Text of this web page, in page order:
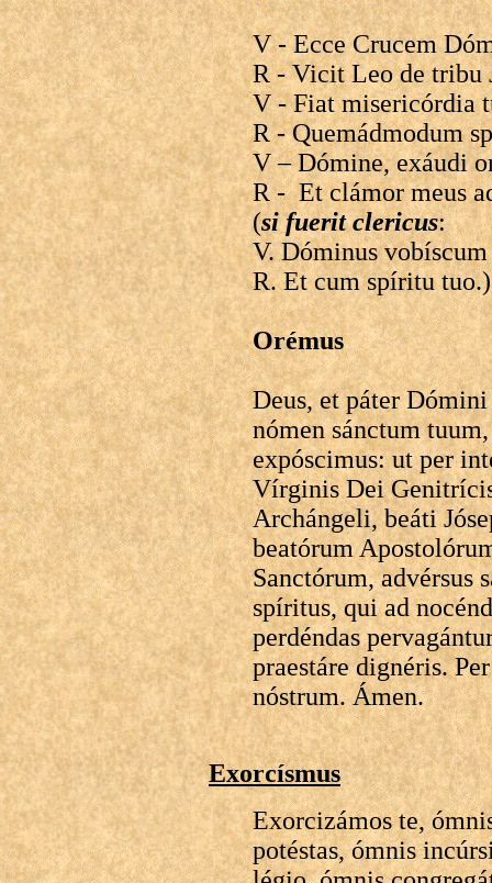
V - Ecce Crucem
R - Vicit Leo de tribu
V - Fiat misericórdia
R - Quemádmodum
V – Dómine, exáudi
R - Et clámor meus
(si fuerit clericus:
V. Dóminus vobíscum
R. Et cum spíritu tuo.)
Orémus
Deus, et páter
nómen sánctum
expóscimus: ut per
Vírginis Dei
Archángeli, beáti
beatórum
Sanctórum, advérsus
spíritus, qui ad
perdéndas
praestáre dignéris.
nóstrum. Ámen.
Exorcísmus
Exorcizámos te,
potéstas, ómnis